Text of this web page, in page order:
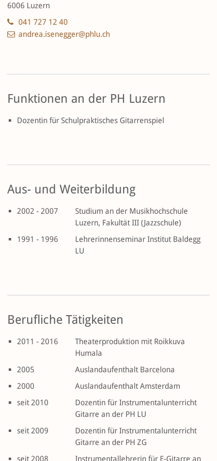
6006 Luzern
041 727 12 40
andrea.isenegger@phlu.ch
Funktionen an der PH Luzern
Dozentin für Schulpraktisches Gitarrenspiel
Aus- und Weiterbildung
2002 - 2007
Studium an der Musikhochschule
Luzern, Fakultät III (Jazzschule)
1991 - 1996
Lehrerinnenseminar Institut Baldegg
LU
Berufliche Tätigkeiten
2011 - 2016
Theaterproduktion mit Roikkuva
Humala
2005
Auslandaufenthalt Barcelona
2000
Auslandaufenthalt Amsterdam
seit 2010
Dozentin für Instrumentalunterricht
Gitarre an der PH LU
seit 2009
Dozentin für Instrumentalunterricht
Gitarre an der PH ZG
seit 2008
Instrumentallehrerin für E-Gitarre an